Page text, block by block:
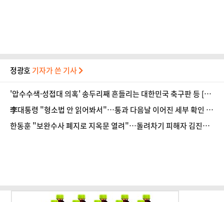
정광호 기자가 쓴 기사
'압수수색·성접대 의혹' 송두리째 흔들리는 대한민국 축구판 등 [8/
7(금) 데일리안 출근길 뉴스]
李대통령 "형소법 안 읽어봐서"…통과 다음날 이어진 세부 확인 작
업(종합) 등 [8/6(목) 데일리안 출근길 뉴스]
한동훈 "보완수사 폐지로 지옥문 열려"…돌려차기 피해자 김진주